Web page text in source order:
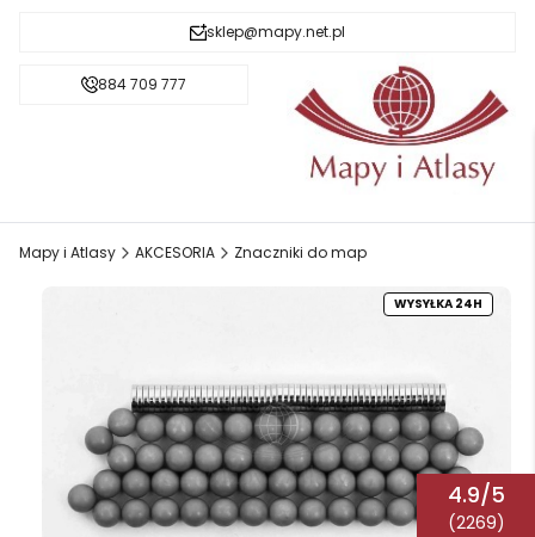
sklep@mapy.net.pl
884 709 777
Mapy i Atlasy AKCESORIA Znaczniki do map
WYSYŁKA 24H
4.9/5
(2269)